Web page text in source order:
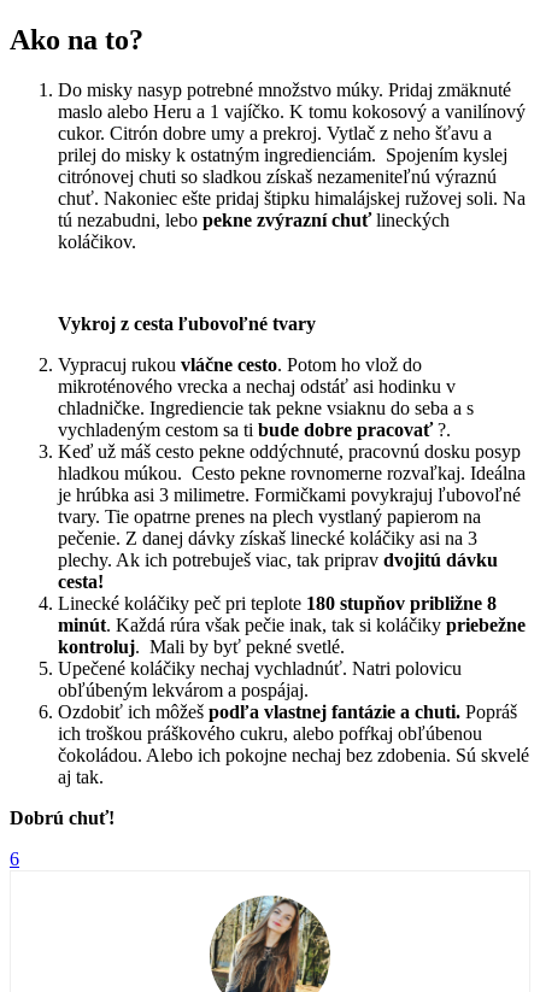
Ako na to?
Do misky nasyp potrebné množstvo múky. Pridaj zmäknuté
maslo alebo Heru a 1 vajíčko. K tomu kokosový a vanilínový
cukor. Citrón dobre umy a prekroj. Vytlač z neho šťavu a
prilej do misky k ostatným ingredienciám. Spojením kyslej
citrónovej chuti so sladkou získaš nezameniteľnú výraznú
chuť. Nakoniec ešte pridaj štipku himalájskej ružovej soli. Na
tú nezabudni, lebo pekne zvýrazní chuťlineckých
koláčikov.
Vykroj z cesta ľubovoľné tvary
Vypracuj rukou vláčne cesto. Potom ho vlož do
mikroténového vrecka a nechaj odstáť asi hodinku v
chladničke. Ingrediencie tak pekne vsiaknu do seba a s
vychladeným cestom sa ti bude dobre pracovať?.
Keď už máš cesto pekne oddýchnuté, pracovnú dosku posyp
hladkou múkou. Cesto pekne rovnomerne rozvaľkaj. Ideálna
je hrúbka asi 3 milimetre. Formičkami povykrajuj ľubovoľné
tvary. Tie opatrne prenes na plech vystlaný papierom na
pečenie. Z danej dávky získaš linecké koláčiky asi na 3
plechy. Ak ich potrebuješ viac, tak priprav dvojitú dávku
cesta!
Linecké koláčiky peč pri teplote 180 stupňov približne 8
minút. Každá rúra však pečie inak, tak si koláčiky priebežne
kontroluj. Mali by byť pekné svetlé.
Upečené koláčiky nechaj vychladnúť. Natri polovicu
obľúbeným lekvárom a pospájaj.
Ozdobiť ich môžeš podľa vlastnej fantázie a chuti. Popráš
ich troškou práškového cukru, alebo pofŕkaj obľúbenou
čokoládou. Alebo ich pokojne nechaj bez zdobenia. Sú skvelé
aj tak.
Dobrú chuť!
6